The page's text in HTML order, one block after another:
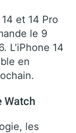
et 14 Pro
le 9
L’iPhone 14
en
Watch
les